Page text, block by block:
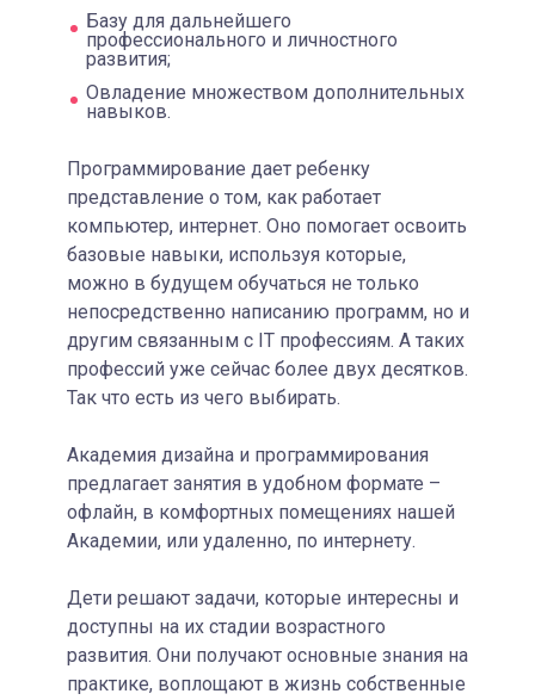
Базу для дальнейшего
профессионального и личностного
развития;
Овладение множеством дополнительных
навыков.
Программирование дает ребенку
представление о том, как работает
компьютер, интернет. Оно помогает освоить
базовые навыки, используя которые,
можно в будущем обучаться не только
непосредственно написанию программ, но и
другим связанным с IT профессиям. А таких
профессий уже сейчас более двух десятков.
Так что есть из чего выбирать.
Академия дизайна и программирования
предлагает занятия в удобном формате –
офлайн, в комфортных помещениях нашей
Академии, или удаленно, по интернету.
Дети решают задачи, которые интересны и
доступны на их стадии возрастного
развития. Они получают основные знания на
практике, воплощают в жизнь собственные